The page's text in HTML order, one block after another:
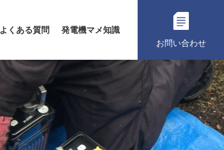
よくある質問
発電機マメ知識
お問い合わせ